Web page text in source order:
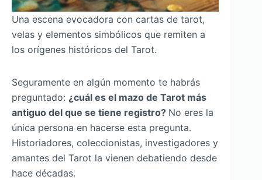
Una escena evocadora con cartas de tarot,
velas y elementos simbólicos que remiten a
los orígenes históricos del Tarot.
Seguramente en algún momento te habrás
preguntado: ¿cuál es el mazo de Tarot más
antiguo del que se tiene registro? No eres la
única persona en hacerse esta pregunta.
Historiadores, coleccionistas, investigadores y
amantes del Tarot la vienen debatiendo desde
hace décadas.